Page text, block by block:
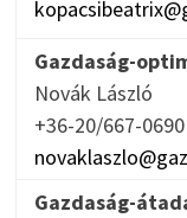
Gazdaság-
Novák László
+36-20/667-0690
Gazdaság-